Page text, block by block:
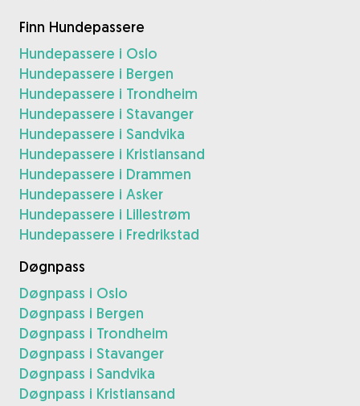
Finn Hundepassere
Hundepassere i Oslo
Hundepassere i Bergen
Hundepassere i Trondheim
Hundepassere i Stavanger
Hundepassere i Sandvika
Hundepassere i Kristiansand
Hundepassere i Drammen
Hundepassere i Asker
Hundepassere i Lillestrøm
Hundepassere i Fredrikstad
Døgnpass
Døgnpass i Oslo
Døgnpass i Bergen
Døgnpass i Trondheim
Døgnpass i Stavanger
Døgnpass i Sandvika
Døgnpass i Kristiansand